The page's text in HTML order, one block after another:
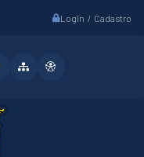
Login / Cadastro